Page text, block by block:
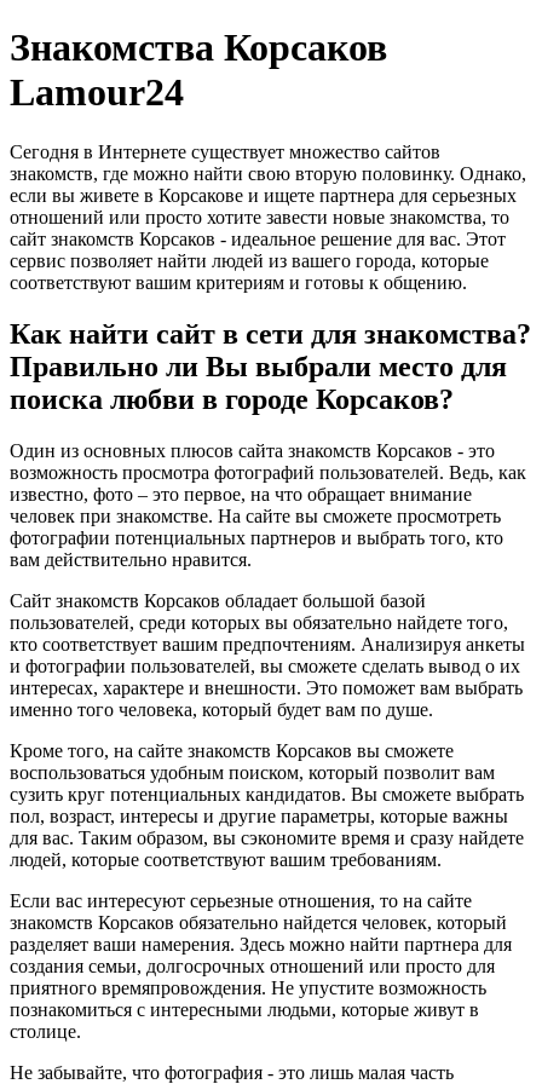
Знакомства Корсаков
Lamour24
Сегодня в Интернете существует множество сайтов
знакомств, где можно найти свою вторую половинку. Однако,
если вы живете в Корсакове и ищете партнера для серьезных
отношений или просто хотите завести новые знакомства, то
сайт знакомств Корсаков - идеальное решение для вас. Этот
сервис позволяет найти людей из вашего города, которые
соответствуют вашим критериям и готовы к общению.
Как найти сайт в сети для знакомства?
Правильно ли Вы выбрали место для
поиска любви в городе Корсаков?
Один из основных плюсов сайта знакомств Корсаков - это
возможность просмотра фотографий пользователей. Ведь, как
известно, фото – это первое, на что обращает внимание
человек при знакомстве. На сайте вы сможете просмотреть
фотографии потенциальных партнеров и выбрать того, кто
вам действительно нравится.
Сайт знакомств Корсаков обладает большой базой
пользователей, среди которых вы обязательно найдете того,
кто соответствует вашим предпочтениям. Анализируя анкеты
и фотографии пользователей, вы сможете сделать вывод о их
интересах, характере и внешности. Это поможет вам выбрать
именно того человека, который будет вам по душе.
Кроме того, на сайте знакомств Корсаков вы сможете
воспользоваться удобным поиском, который позволит вам
сузить круг потенциальных кандидатов. Вы сможете выбрать
пол, возраст, интересы и другие параметры, которые важны
для вас. Таким образом, вы сэкономите время и сразу найдете
людей, которые соответствуют вашим требованиям.
Если вас интересуют серьезные отношения, то на сайте
знакомств Корсаков обязательно найдется человек, который
разделяет ваши намерения. Здесь можно найти партнера для
создания семьи, долгосрочных отношений или просто для
приятного времяпровождения. Не упустите возможность
познакомиться с интересными людьми, которые живут в
столице.
Не забывайте, что фотография - это лишь малая часть